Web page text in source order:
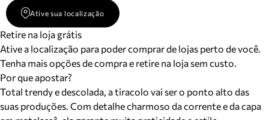
Ative sua localização
Retire na loja grátis
Ative a localização para poder comprar de lojas perto de você.
Tenha mais opções de compra e retire na loja sem custo.
Por que apostar?
Total trendy e descolada, a tiracolo vai ser o ponto alto das
suas produções. Com detalhe charmoso da corrente e da capa